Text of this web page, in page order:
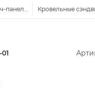
панели пенополистирол,
Кровельные